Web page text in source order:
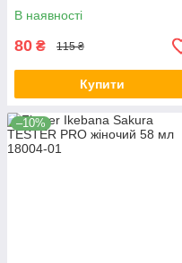
В наявності
80 ₴ 115 ₴
Купити
–10%